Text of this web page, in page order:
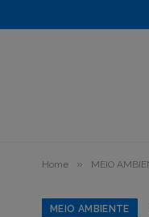
Home » MEIO
MEIO AMBIENTE